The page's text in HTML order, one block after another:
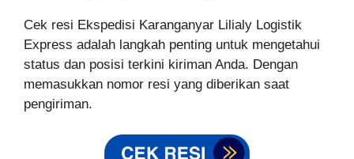
Cek resi Ekspedisi Karanganyar Lilialy Logistik
Express adalah langkah penting untuk mengetahui
status dan posisi terkini kiriman Anda. Dengan
memasukkan nomor resi yang diberikan saat
pengiriman.